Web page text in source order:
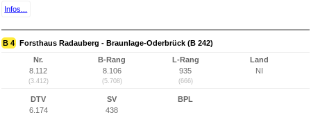
Infos...
B 4 Forsthaus Radauberg - Braunlage-Oderbrück (B 242)
Nr.
8.112
(3.412)
B-Rang
8.106
(5.708)
L-Rang
935
(666)
Land
NI
DTV
6.174
SV
438
BPL